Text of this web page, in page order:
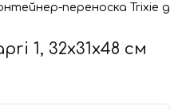
переноска Trixie
1, 32х31х48 см